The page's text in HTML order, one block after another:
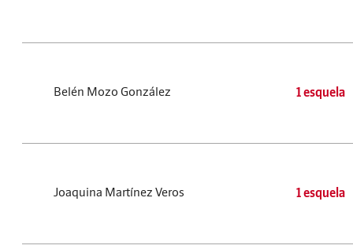
Belén Mozo González 1 esquela
Joaquina Martínez Veros 1 esquela